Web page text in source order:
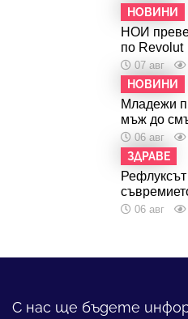
НОВИНИ
НОИ
по Revolut
07 авг
НОВИНИ
Младежи
мъж до
06 авг
ЗДРАВЕ
06 авг
С нас ще бъдете